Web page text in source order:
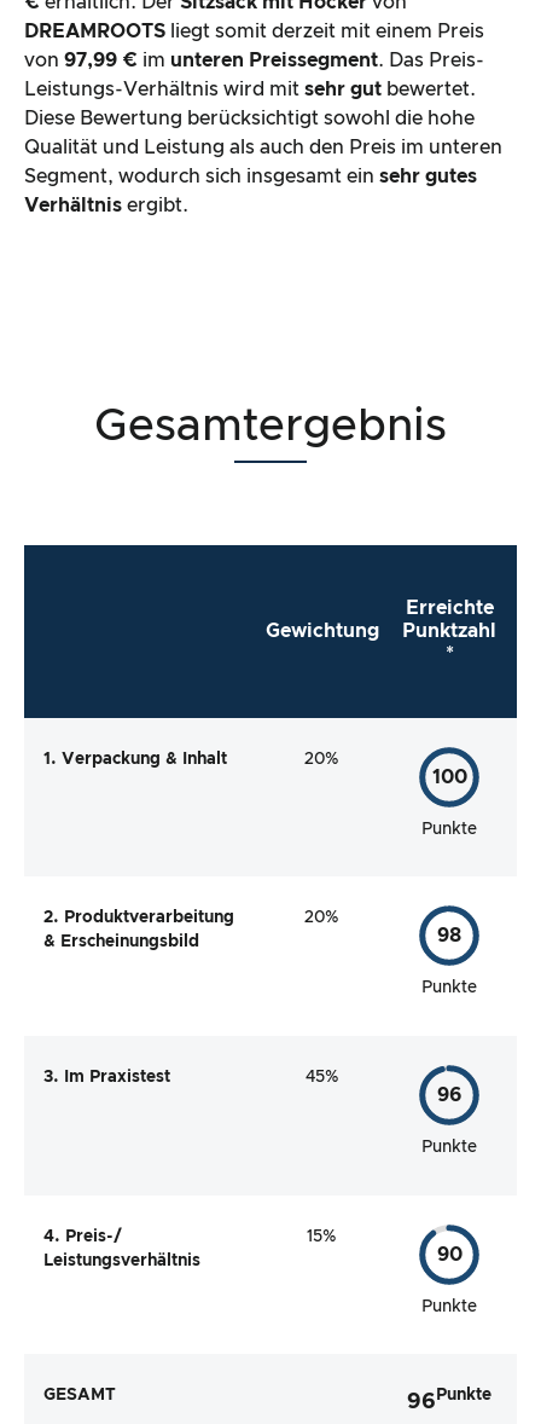
DREAMROOTS liegt somit derzeit mit einem Preis
von 97,99 € im unteren Preissegment. Das Preis-
Leistungs-Verhältnis wird mit sehr gut bewertet.
Diese Bewertung berücksichtigt sowohl die hohe
Qualität und Leistung als auch den Preis im unteren
Segment, wodurch sich insgesamt ein sehr gutes
Verhältnis ergibt.
Gesamtergebnis
Gewichtung
Erreichte
Punktzahl
*
1. Verpackung & Inhalt 20%
100
Punkte
2. Produktverarbeitung
& Erscheinungsbild
20%
98
Punkte
3. Im Praxistest 45%
96
Punkte
4. Preis-/
Leistungsverhältnis
15%
90
Punkte
GESAMT 96 Punkte